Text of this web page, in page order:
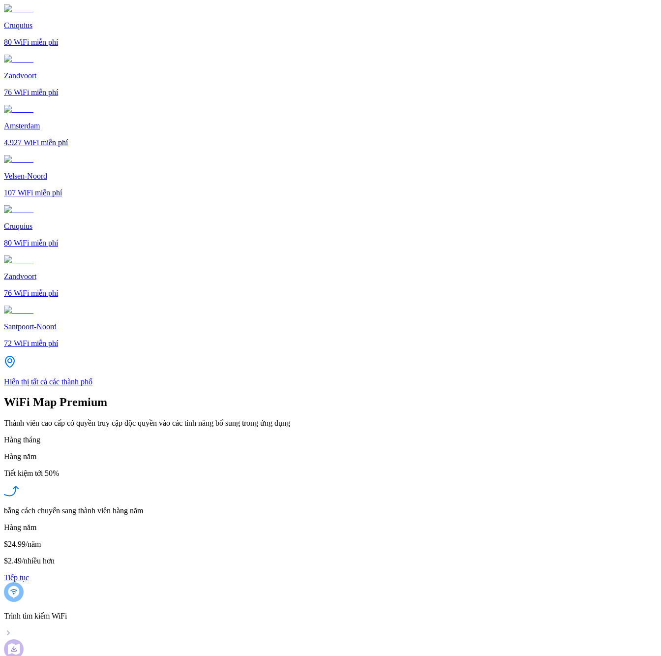
Cruquius
80 WiFi miễn phí
Zandvoort
76 WiFi miễn phí
Amsterdam
4,927 WiFi miễn phí
Velsen-Noord
107 WiFi miễn phí
Cruquius
80 WiFi miễn phí
Zandvoort
76 WiFi miễn phí
Santpoort-Noord
72 WiFi miễn phí
Hiển thị tất cả các thành phố
WiFi Map Premium
Thành viên cao cấp có quyền truy cập độc quyền vào các tính năng bổ sung trong ứng dụng
Hàng tháng
Hàng năm
Tiết kiệm tới 50%
bằng cách chuyển sang thành viên hàng năm
Hàng năm
$24.99/năm
$2.49/nhiều hơn
Tiếp tục
Trình tìm kiếm WiFi